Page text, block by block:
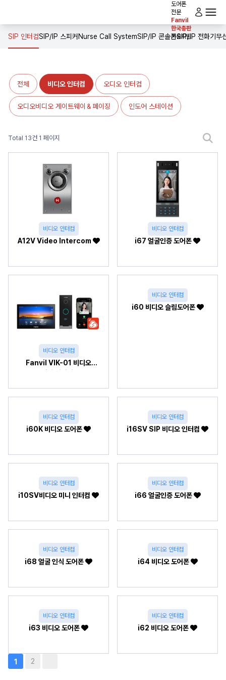
도어폰
전문
Fanvil
한국총판
기술지원
전체메뉴
홈
제품소개
솔루션
SIP 인터컴SIP/IP 스피커 Nurse Call SystemSIP/IP 콘솔폰SIP/IP 전화기 무
전체 비디오 인터컴 오디오 인터컴
오디오비디오 게이트웨이＆페이징 인도어 스테이션
Total 13건 1 페이지
비디오 인터컴
A12V Video Intercom
비디오 인터컴
i67 얼굴인증 도어폰
비디오 인터컴
Fanvil VIK-01 비디오
비디오 인터컴
i60 비디오 슬림도어폰
비디오 인터컴
i60K 비디오 도어폰
비디오 인터컴
i16SV SIP 비디오 인터컴
비디오 인터컴
i10SV비디오 미니 인터컴
비디오 인터컴
i66 얼굴인증 도어폰
비디오 인터컴
i68 얼굴 인식 도어폰
비디오 인터컴
i64 비디오 도어폰
비디오 인터컴
i63 비디오 도어폰
비디오 인터컴
i62 비디오 도어폰
1 2